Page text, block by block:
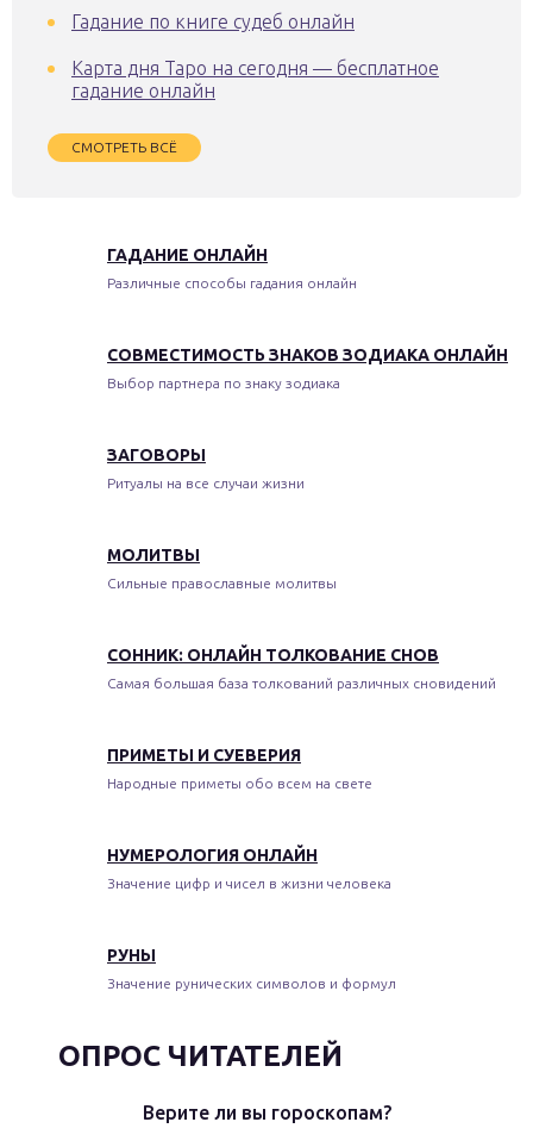
Гадание по книге судеб онлайн
Карта дня Таро на сегодня — бесплатное
гадание онлайн
СМОТРЕТЬ ВСЁ
ГАДАНИЕ ОНЛАЙН
Различные способы гадания онлайн
СОВМЕСТИМОСТЬ ЗНАКОВ ЗОДИАКА ОНЛАЙН
Выбор партнера по знаку зодиака
ЗАГОВОРЫ
Ритуалы на все случаи жизни
МОЛИТВЫ
Сильные православные молитвы
СОННИК: ОНЛАЙН ТОЛКОВАНИЕ СНОВ
Самая большая база толкований различных сновидений
ПРИМЕТЫ И СУЕВЕРИЯ
Народные приметы обо всем на свете
НУМЕРОЛОГИЯ ОНЛАЙН
Значение цифр и чисел в жизни человека
РУНЫ
Значение рунических символов и формул
ОПРОС ЧИТАТЕЛЕЙ
Верите ли вы гороскопам?